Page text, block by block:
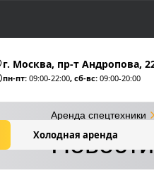
г. Москва, пр-т Андропова,
пн-пт: 09:00-22:00, сб-вс: 09:00-20:00
Холодная аренда
Аренда спецтехники